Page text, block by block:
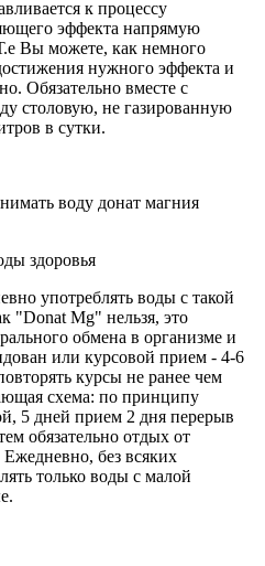
к процессу
эффекта напрямую
Вы можете, как немного
нужного эффекта и
Обязательно вместе с
столовую, не газированную
в сутки.
воду донат магния
здоровья
употреблять воды с такой
"Donat Mg" нельзя, это
обмена в организме и
или курсовой прием - 4-6
курсы не ранее чем
схема: по принципу
5 дней прием 2 дня перерыв
обязательно отдых от
без всяких
только воды с малой